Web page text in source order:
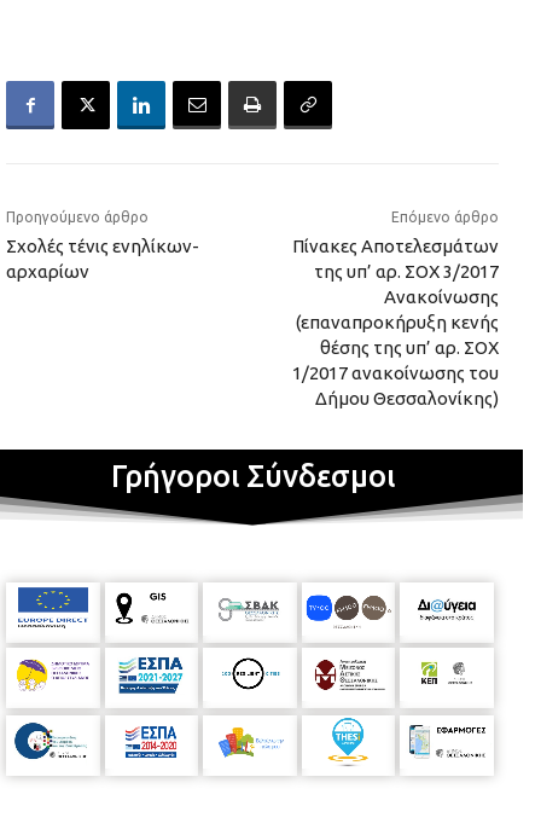
Προηγούμενο άρθρο
Σχολές τένις ενηλίκων-
αρχαρίων
Επόμενο άρθρο
Πίνακες Αποτελεσμάτων
της υπ’ αρ. ΣOX 3/2017
Ανακοίνωσης
(επαναπροκήρυξη κενής
θέσης της υπ’ αρ. ΣΟΧ
1/2017 ανακοίνωσης του
Δήμου Θεσσαλονίκης)
Γρήγοροι Σύνδεσμοι